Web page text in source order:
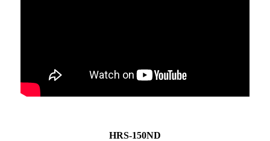
HRS-150ND